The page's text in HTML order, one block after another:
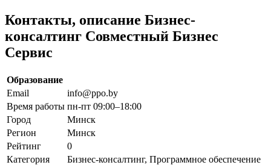
Контакты, описание Бизнес-
консалтинг Совместный Бизнес
Сервис
Образование
Email
info@ppo.by
Время работы пн-пт 09:00–18:00
Город
Минск
Регион
Минск
Рейтинг
0
Категория
Бизнес-консалтинг, Программное обеспечение